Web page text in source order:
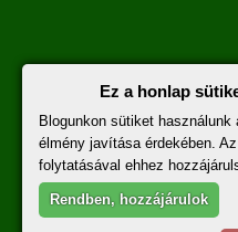
Nincsenek
Megjegyzés küldése
A hozzászólásokra vonatkozó
Ez a honlap
Blogunkon sütiket használunk
élmény javítása érdekében.
folytatásával ehhez
Rendben, hozzájárulok